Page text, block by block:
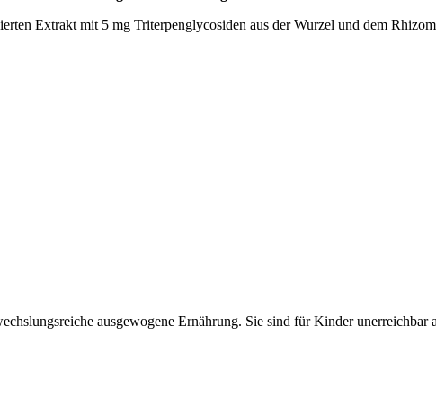
Extrakt mit 5 mg Triterpenglycosiden aus der Wurzel und dem
ausgewogene Ernährung. Sie sind für Kinder unerreichbar